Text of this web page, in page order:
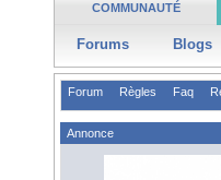
COMMUNAUTÉ
Forums Blogs
Forum Règles Faq
Annonce